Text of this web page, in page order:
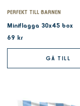
PERFEKT TILL BARNEN
Miniflagga 30x45 box
69 kr
GÅ TILL